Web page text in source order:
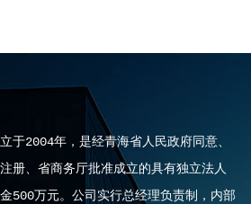
于2004年，是经青海省人民政府同意、
册、省商务厅批准成立的具有独立法人
500万元。公司实行总经理负责制，内部